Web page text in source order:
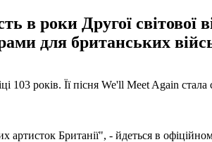
в роки Другої світової
для британських
103 років. Її пісня We'll Meet Again
артисток Британії", - йдеться в